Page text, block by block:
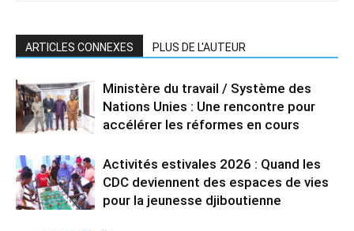
ARTICLES CONNEXES PLUS DE L'AUTEUR
Ministère du travail / Système des
Nations Unies : Une rencontre pour
accélérer les réformes en cours
Activités estivales 2026 : Quand les
CDC deviennent des espaces de vies
pour la jeunesse djiboutienne